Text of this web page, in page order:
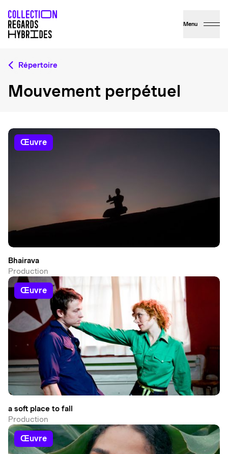
Menu
Répertoire
Mouvement perpétuel
œuvre
Bhairava
Production
œuvre
a soft place to fall
Production
œuvre